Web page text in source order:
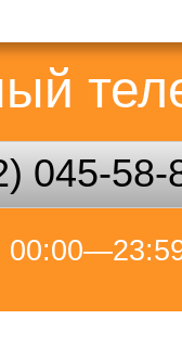
045-58-